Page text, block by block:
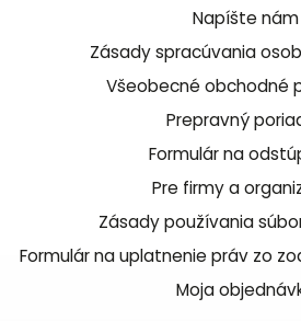
Napíšte nám
Zásady spracúvania
Všeobecné obchodné
Prepravný
Formulár na
Pre firmy a
Zásady používania
Formulár na uplatnenie práv zo
Moja